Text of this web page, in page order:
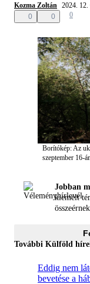
Kozma Zoltán 2024. 12.
0
0 0
Borítókép: Az
szeptember 16-
Jobban
kiemelt
További Külföld
Eddig nem
bevetése a